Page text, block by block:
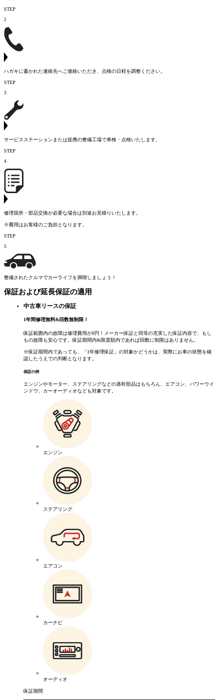
STEP
2
ハガキに書かれた連絡先へご連絡いただき、点検の日程を調整ください。
STEP
3
サービスステーションまたは提携の整備工場で車検・点検いたします。
STEP
4
修理箇所・部品交換が必要な場合は別途お見積りいたします。
※費用はお客様のご負担となります。
STEP
5
整備されたクルマでカーライフを満喫しましょう！
保証および延長保証の適用
中古車リースの保証
1年間修理無料&回数無制限！
保証範囲内の故障は修理費用が0円！メーカー保証と同等の充実した保証内容で、もし
もの故障も安心です。保証期間内&限度額内であれば回数に制限はありません。
※保証期間内であっても、「1年修理保証」の対象かどうかは、実際にお車の状態を確
認したうえでの判断となります。
保証の例
エンジンやモーター、ステアリングなどの基幹部品はもちろん、エアコン、パワーウイ
ンドウ、カーオーディオなども対象です。
エンジン
ステアリング
エアコン
カーナビ
オーディオ
保証期間